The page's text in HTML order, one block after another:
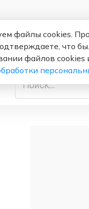
файлы cookies.
что
файлов cookies